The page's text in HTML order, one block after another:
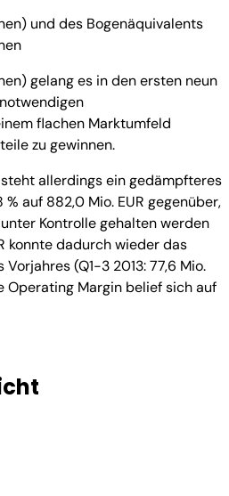
und des Bogenäquivalents
gelang es in den ersten neun
flachen Marktumfeld
zu gewinnen.
allerdings ein gedämpfteres
auf 882,0 Mio. EUR gegenüber,
Kontrolle gehalten werden
konnte dadurch wieder das
(Q1-3 2013: 77,6 Mio.
Operating Margin belief sich auf